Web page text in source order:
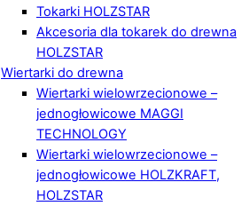
Tokarki HOLZSTAR
Akcesoria dla tokarek do drewna
HOLZSTAR
Wiertarki do drewna
Wiertarki wielowrzecionowe –
jednogłowicowe MAGGI
TECHNOLOGY
Wiertarki wielowrzecionowe –
jednogłowicowe HOLZKRAFT,
HOLZSTAR